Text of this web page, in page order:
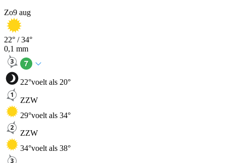
Zo9 aug
22° /34°
0,1 mm
22°voelt als 20°
ZZW
29°voelt als 34°
ZZW
34°voelt als 38°